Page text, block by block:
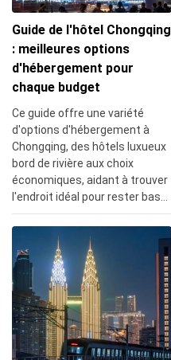
Guide de l'hôtel Chongqing
: meilleures options
d'hébergement pour
chaque budget
Ce guide offre une variété
d'options d'hébergement à
Chongqing, des hôtels luxueux
bord de rivière aux choix
économiques, aidant à trouver
l'endroit idéal pour rester basé
sur le confort, l'emplacement
et le budget.